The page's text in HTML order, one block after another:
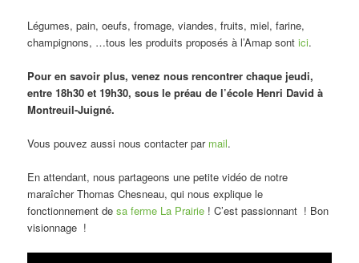
Légumes, pain, oeufs, fromage, viandes, fruits, miel, farine,
champignons, …tous les produits proposés à l’Amap sontici.
Pour en savoir plus, venez nous rencontrer chaque jeudi,
entre 18h30 et 19h30, sous le préau de l’école Henri David à
Montreuil-Juigné.
Vous pouvez aussi nous contacter par mail.
En attendant, nous partageons une petite vidéo de notre
maraîcher Thomas Chesneau, qui nous explique le
fonctionnement desa ferme La Prairie ! C’est passionnant ! Bon
visionnage !